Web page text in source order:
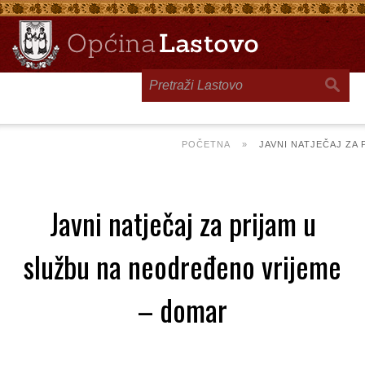
POČETNA » JAVNI NATJEČAJ ZA
Javni natječaj za prijam u
službu na neodređeno vrijeme
– domar